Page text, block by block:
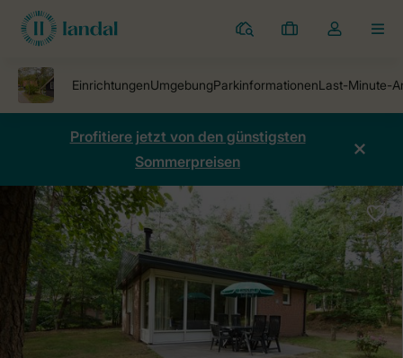
Ferienparks
Meine
Dropdown-
öffnen
Profitiere jetzt von den günstigsten
Sommerpreisen